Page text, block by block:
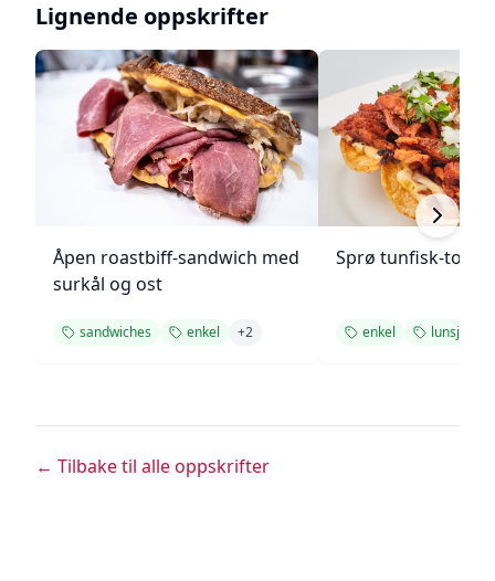
Lignende oppskrifter
Åpen roastbiff-sandwich med
surkål og ost
sandwiches enkel +2
Sprø tunfisk-
enkel lunsj
← Tilbake til alle oppskrifter